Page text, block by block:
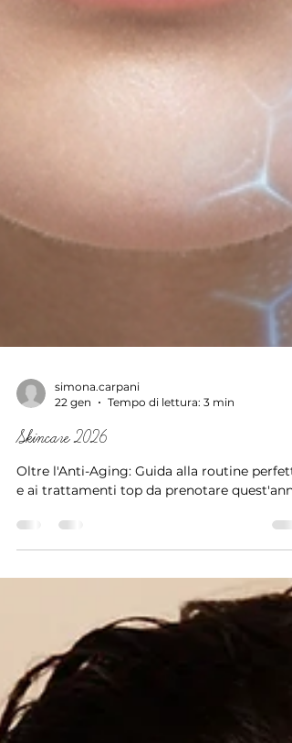
22 gen
Skincare 2026
e ai trattamenti top da prenotare